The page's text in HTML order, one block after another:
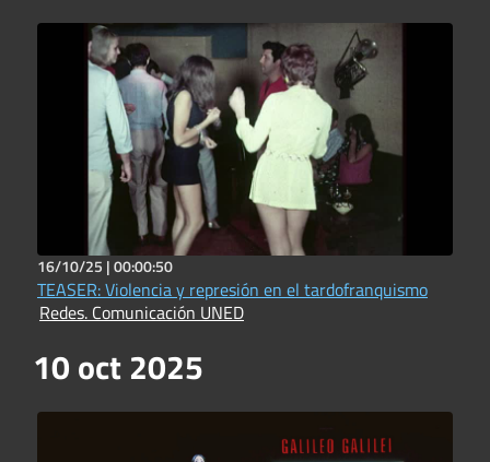
16/10/25 |00:00:50
TEASER: Violencia y represión en el tardofranquismo
Redes. Comunicación UNED
10 oct 2025